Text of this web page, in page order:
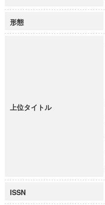
形態
上位タイトル
ISSN